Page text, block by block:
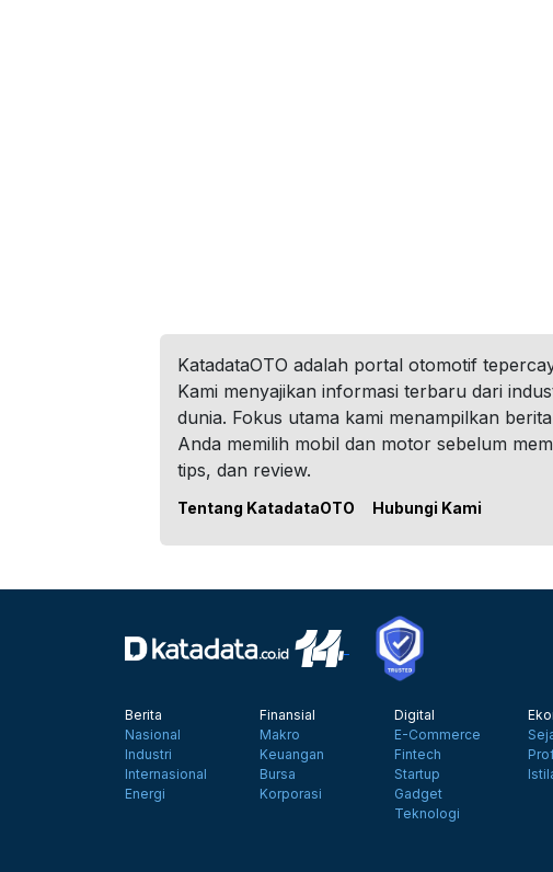
KatadataOTO adalah portal otomotif
Kami menyajikan informasi terbaru dari
dunia. Fokus utama kami menampilkan
Anda memilih mobil dan motor sebelum
tips, dan review.
Tentang KatadataOTO Hubungi Kami
Berita
Nasional
Industri
Internasional
Energi
Finansial
Makro
Keuangan
Bursa
Korporasi
Digital
E-Commerce
Fintech
Startup
Gadget
Teknologi